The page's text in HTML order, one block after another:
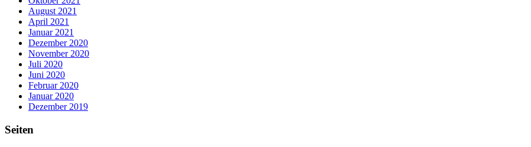
August 2021
April 2021
Januar 2021
Dezember 2020
November 2020
Juli 2020
Juni 2020
Februar 2020
Januar 2020
Dezember 2019
Seiten